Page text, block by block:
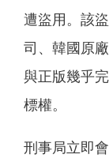
遭盜用。該
司、韓國原
與正版幾乎
標權。
刑事局立即